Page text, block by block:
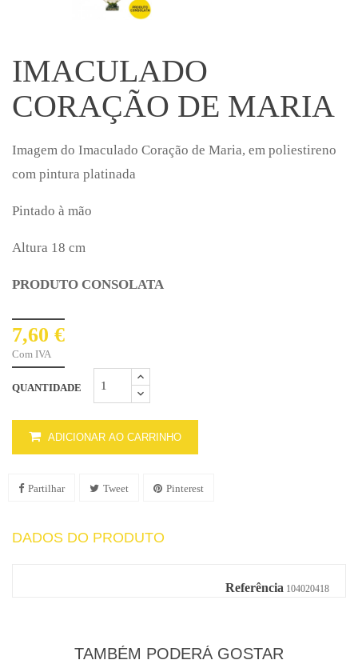
IMACULADO
CORAÇÃO DE MARIA
Imagem do Imaculado Coração de Maria, em poliestireno
com pintura platinada
Pintado à mão
Altura 18 cm
PRODUTO CONSOLATA
7,60 €
Com IVA
QUANTIDADE
ADICIONAR AO CARRINHO
Partilhar Tweet Pinterest
DADOS DO PRODUTO
Referência 104020418
TAMBÉM PODERÁ GOSTAR